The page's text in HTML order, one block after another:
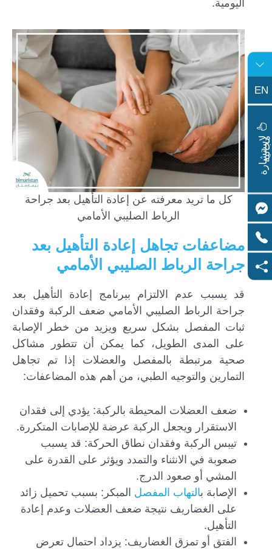
اليومية.
كل ما تريد معرفته عن إعادة التأهيل بعد جراحة
الرباط الصليبي الأمامي
مضاعفات تجاهل إعادة التأهيل بعد
جراحة الرباط الصليبي الأمامي
قد يسبب عدم الالتزام ببرنامج إعادة التأهيل بعد
جراحة الرباط الصليبي الأمامي ضعف الركبة وفقدان
ثبات المفصل بشكل سريع ويزيد من خطر الإصابة
على المدى الطويل، كما يمكن أن تتطور مشاكل
صحية مرتبطة بالمفصل والعضلات إذا تم تجاهل
التمارين والتوجيه الطبي، من أهم هذه المضاعفات:
ضعف العضلات المحيطة بالركبة: يؤدي إلى فقدان
الاستقرار ويجعل الركبة عرضة للإصابات المتكررة.
تيبس الركبة وفقدان نطاق الحركة: قد يسبب
صعوبة في الانثناء والتمدد ويؤثر على القدرة على
المشي أو صعود الدرج.
الإصابة بالتهاب المفصل المبكر: بسبب تحميل زائد
على الغضاريف نتيجة ضعف العضلات وعدم إعادة
التأهيل.
الفتق أو تمزق الغضاريف: يزداد احتمال تعرض
EN
ل
ا
س
ت
ش
ا
ر
ة
م
ج
ا
ن
ي
ة